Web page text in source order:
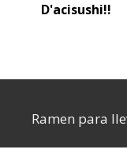
D'acisushi!!
Ramen para